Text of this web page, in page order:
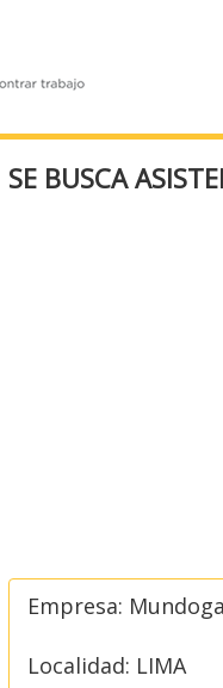
SE BUSCA
Empresa:
Localidad: LIMA